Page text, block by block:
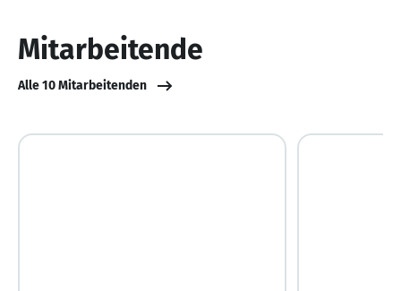
Mitarbeitende
Alle 10 Mitarbeitenden